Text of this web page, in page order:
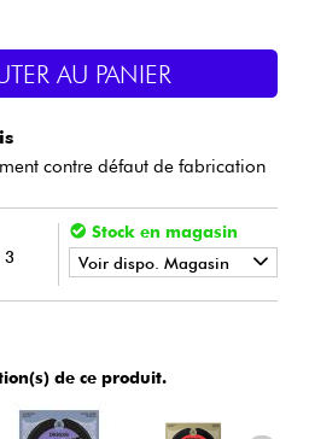
AU PANIER
contre défaut de fabrication
3
Stock en magasin
Voir dispo. Magasin
•
•
• Star'SMusic LILLE
de ce produit.